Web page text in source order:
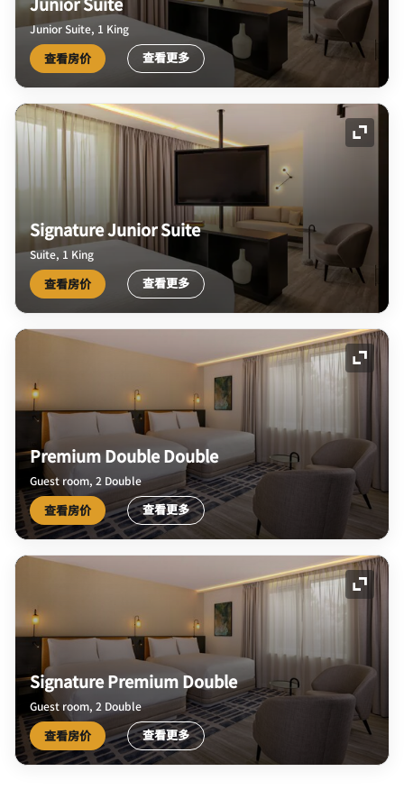
Junior Suite, 1 King
查看房价 查看更多
展开
Signature Junior Suite
Suite, 1 King
查看房价 查看更多
展开
Premium Double Double
Guest room, 2 Double
查看房价 查看更多
展开
Signature Premium Double
Guest room, 2 Double
查看房价 查看更多